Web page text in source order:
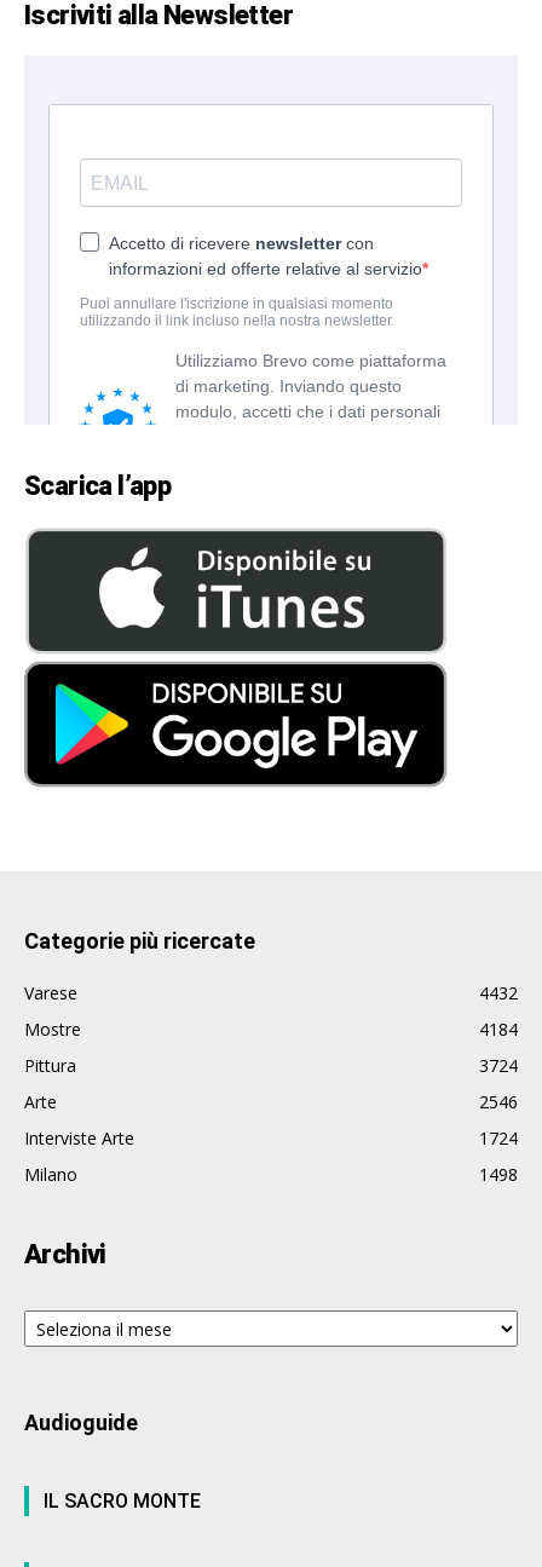
Iscriviti alla Newsletter
Scarica l’app
Categorie più ricercate
Varese
4432
Mostre
4184
Pittura
3724
Arte
2546
Interviste Arte
1724
Milano
1498
Archivi
Archivi
Audioguide
IL SACRO MONTE